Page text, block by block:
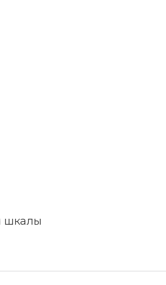
шкалы